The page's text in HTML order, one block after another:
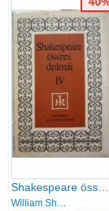
William Shakespeare